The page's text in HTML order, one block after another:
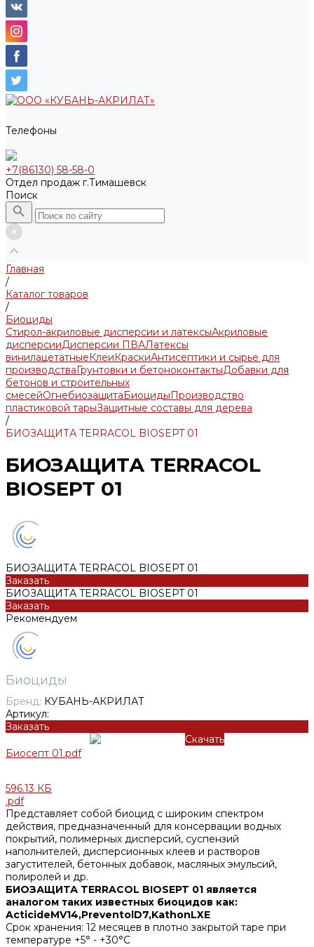
Телефоны
+7(86130) 58-58-0
Отдел продаж г.Тимашевск
Поиск
Главная
/
Каталог товаров
/
Биоциды
Стирол-акриловые дисперсии и латексыАкриловые
дисперсииДисперсии ПВАЛатексы
винилацетатныеКлеиКраскиАнтисептики и сырье для
производстваГрунтовки и бетоноконтактыДобавки для
бетонов и строительных
смесейОгнебиозащитаБиоцидыПроизводство
пластиковой тарыЗащитные составы для дерева
/
БИОЗАЩИТА TERRACOL BIOSEPT 01
БИОЗАЩИТА TERRACOL
BIOSEPT 01
БИОЗАЩИТА TERRACOL BIOSEPT 01
Заказать
БИОЗАЩИТА TERRACOL BIOSEPT 01
Заказать
Рекомендуем
Биоциды
Бренд: КУБАНЬ-АКРИЛАТ
Артикул:
Заказать
Скачать
Биосепт 01.pdf
596.13 КБ
.pdf
Представляет собой биоцид с широким спектром
действия, предназначенный для консервации водных
покрытий, полимерных дисперсий, суспензий
наполнителей, дисперсионных клеев и растворов
загустителей, бетонных добавок, масляных эмульсий,
полиролей и др.
БИОЗАЩИТА TERRACOL BIOSEPT 01 является
аналогом таких известных биоцидов как:
ActicideMV14,PreventolD7,KathonLXE
Срок хранения: 12 месяцев в плотно закрытой таре при
температуре +5° - +30°С